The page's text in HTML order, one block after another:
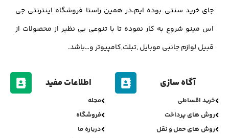
جای خرید سنتی بوده ایم.در همین راستا فروشگاه اینترنتی جی
اس مینو شروع به کار نموده تا با تنوعی بی نظیر از محصولات از
قبیل لوازم جانبی موبایل ,تبلت,کامپیوتر و…باشد.
آگاه سازی
خرید اقساطی
روش های پرداخت
روش های حمل و نقل
اطلاعات مفید
مجله
فروشگاه
درباره ما